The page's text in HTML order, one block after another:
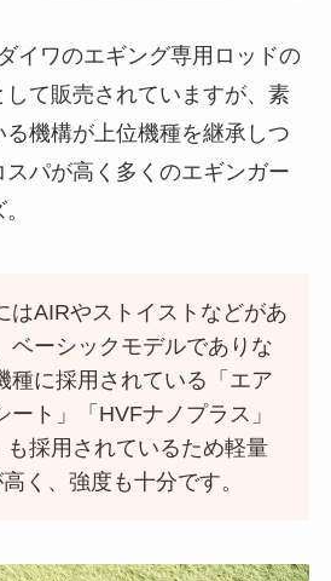
イワのエギング専用ロッドの
て販売されていますが、素
機構が上位機種を継承しつ
パが高く多くのエギンガー
はAIRやストイストなどがあ
ベーシックモデルでありな
種に採用されている「エア
ート」「HVFナノプラス」
も採用されているため軽量
く、強度も十分です。